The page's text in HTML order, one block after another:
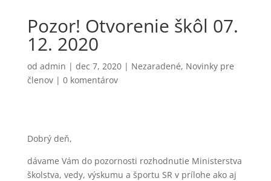
Pozor! Otvorenie škôl 07.
12. 2020
od admin | dec 7, 2020| Nezaradené, Novinky pre
členov| 0 komentárov
Dobrý deň,
dávame Vám do pozornosti rozhodnutie Ministerstva
školstva, vedy, výskumu a športu SR v prílohe ako aj